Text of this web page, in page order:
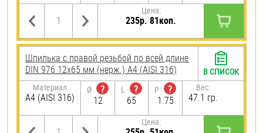
Цена:
235р. 81коп.
Шпилька с правой резьбой по всей длине
DIN 976 12х65 мм (нерж.) A4 (AISI 316)
Материал
A4 (AISI 316)
Ø
?
12
L
?
65
P
?
1.75
Вес:
47.1 гр.
Цена:
В СПИСОК